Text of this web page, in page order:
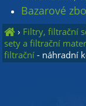
Bazarové
› Filtry, filtrační
sety a filtrační
filtrační - náhradní